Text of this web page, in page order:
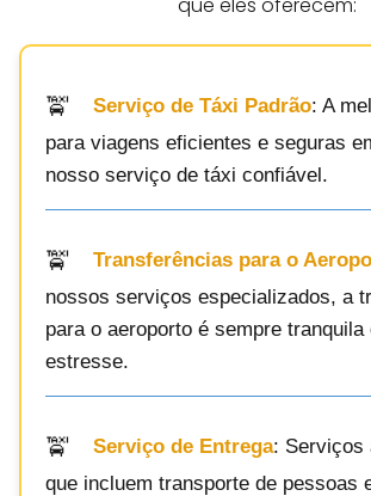
Serviço de Táxi Padrão: A
para viagens eficientes e seguras
nosso serviço de táxi confiável.
Transferências para o
nossos serviços especializados, a
para o aeroporto é sempre tranquila
estresse.
Serviço de Entrega: Serviços
que incluem transporte de pessoas